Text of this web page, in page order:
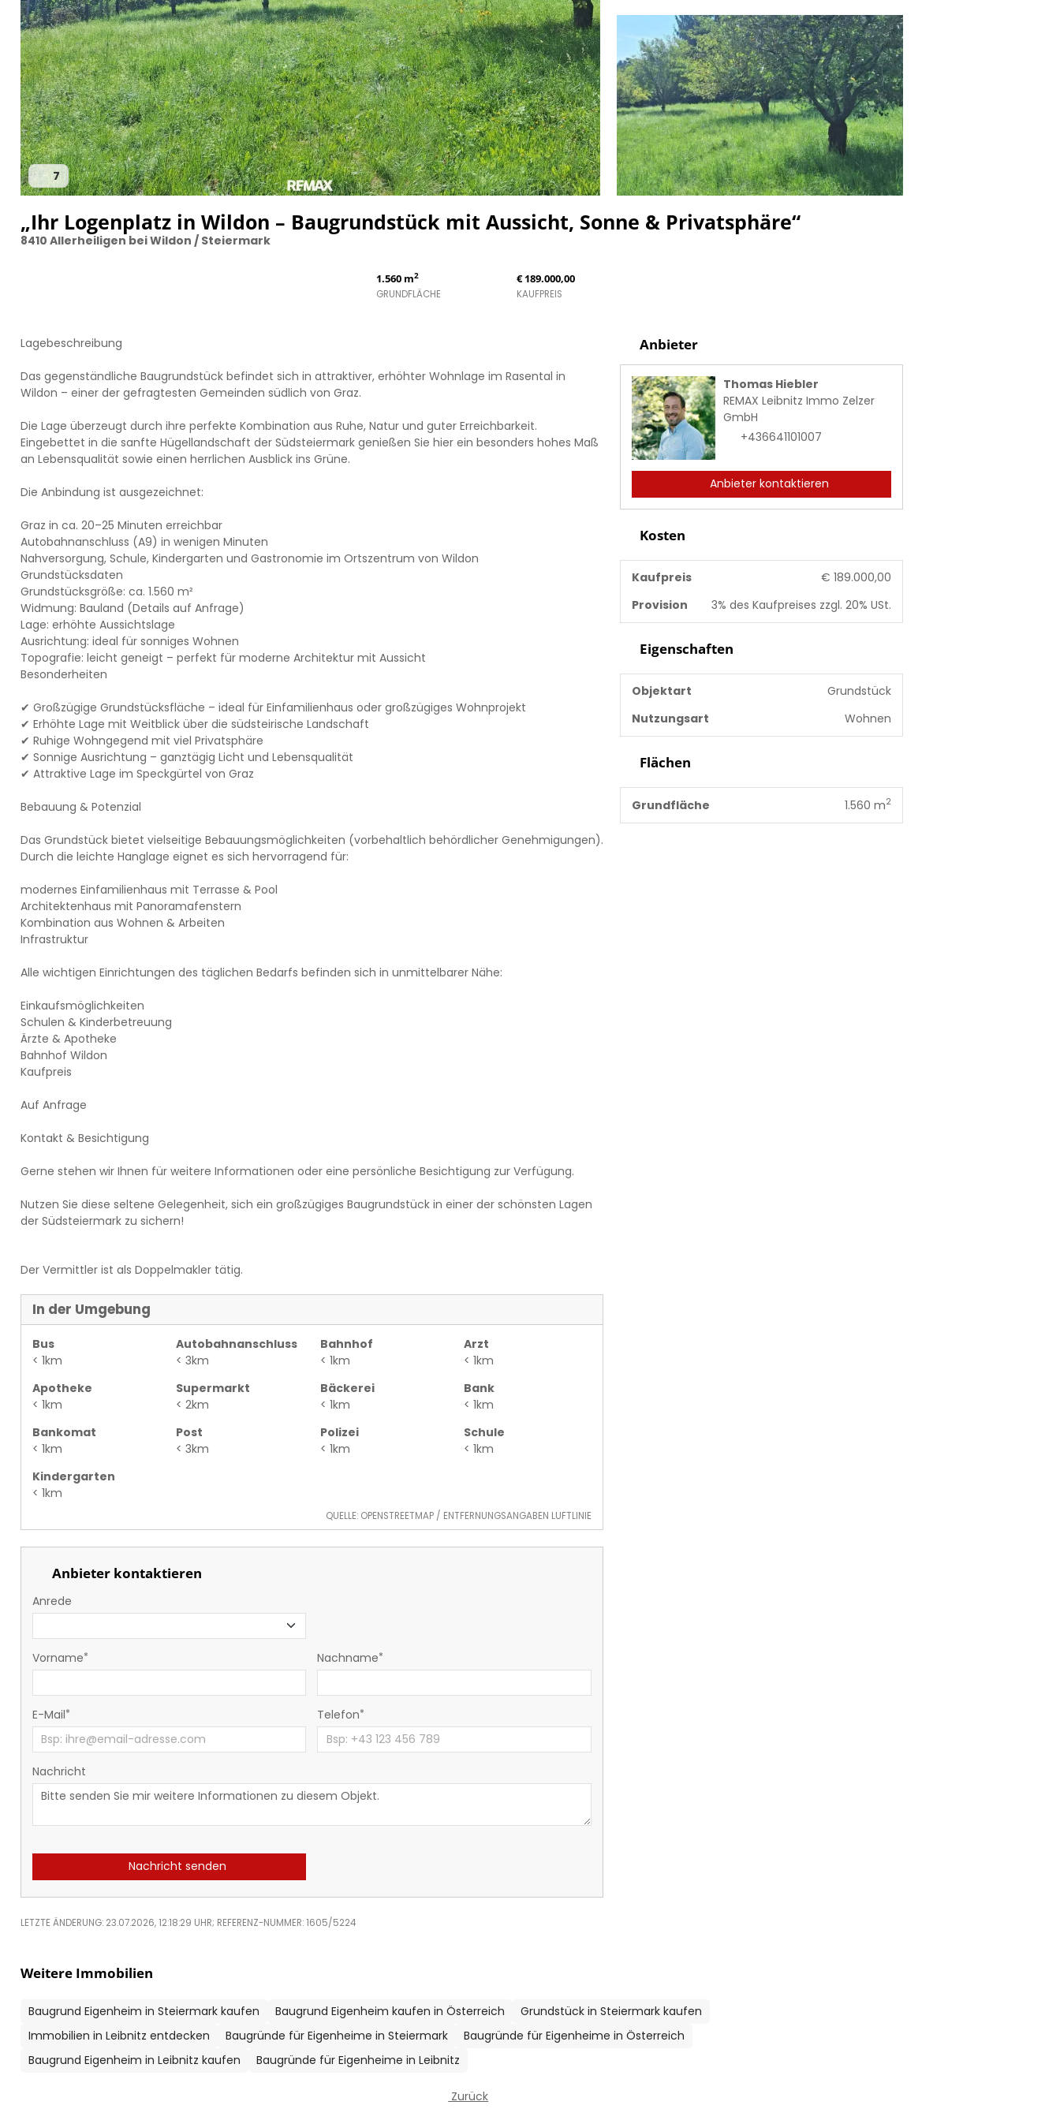
7
„Ihr Logenplatz in Wildon – Baugrundstück mit Aussicht, Sonne & Privatsphäre“
8410 Allerheiligen bei Wildon / Steiermark
1.560 m2
GRUNDFLÄCHE
€ 189.000,00
KAUFPREIS
Lagebeschreibung
Das gegenständliche Baugrundstück befindet sich in attraktiver, erhöhter Wohnlage im Rasental in
Wildon – einer der gefragtesten Gemeinden südlich von Graz.
Die Lage überzeugt durch ihre perfekte Kombination aus Ruhe, Natur und guter Erreichbarkeit.
Eingebettet in die sanfte Hügellandschaft der Südsteiermark genießen Sie hier ein besonders hohes Maß
an Lebensqualität sowie einen herrlichen Ausblick ins Grüne.
Die Anbindung ist ausgezeichnet:
Graz in ca. 20–25 Minuten erreichbar
Autobahnanschluss (A9) in wenigen Minuten
Nahversorgung, Schule, Kindergarten und Gastronomie im Ortszentrum von Wildon
Grundstücksdaten
Grundstücksgröße: ca. 1.560 m²
Widmung: Bauland (Details auf Anfrage)
Lage: erhöhte Aussichtslage
Ausrichtung: ideal für sonniges Wohnen
Topografie: leicht geneigt – perfekt für moderne Architektur mit Aussicht
Besonderheiten
✔ Großzügige Grundstücksfläche – ideal für Einfamilienhaus oder großzügiges Wohnprojekt
✔ Erhöhte Lage mit Weitblick über die südsteirische Landschaft
✔ Ruhige Wohngegend mit viel Privatsphäre
✔ Sonnige Ausrichtung – ganztägig Licht und Lebensqualität
✔ Attraktive Lage im Speckgürtel von Graz
Bebauung & Potenzial
Das Grundstück bietet vielseitige Bebauungsmöglichkeiten (vorbehaltlich behördlicher Genehmigungen).
Durch die leichte Hanglage eignet es sich hervorragend für:
modernes Einfamilienhaus mit Terrasse & Pool
Architektenhaus mit Panoramafenstern
Kombination aus Wohnen & Arbeiten
Infrastruktur
Alle wichtigen Einrichtungen des täglichen Bedarfs befinden sich in unmittelbarer Nähe:
Einkaufsmöglichkeiten
Schulen & Kinderbetreuung
Ärzte & Apotheke
Bahnhof Wildon
Kaufpreis
Auf Anfrage
Kontakt & Besichtigung
Gerne stehen wir Ihnen für weitere Informationen oder eine persönliche Besichtigung zur Verfügung.
Nutzen Sie diese seltene Gelegenheit, sich ein großzügiges Baugrundstück in einer der schönsten Lagen
der Südsteiermark zu sichern!
Der Vermittler ist als Doppelmakler tätig.
In der Umgebung
Bus
< 1km
Autobahnanschluss
< 3km
Bahnhof
< 1km
Arzt
< 1km
Apotheke
< 1km
Supermarkt
< 2km
Bäckerei
< 1km
Bank
< 1km
Bankomat
< 1km
Post
< 3km
Polizei
< 1km
Schule
< 1km
Kindergarten
< 1km
QUELLE: OPENSTREETMAP / ENTFERNUNGSANGABEN LUFTLINIE
Anbieter kontaktieren
Anrede
Vorname Nachname
E-Mail Telefon
Nachricht
Nachricht senden
LETZTE ÄNDERUNG: 23.07.2026, 12:18:29 UHR; REFERENZ-NUMMER: 1605/5224
Anbieter
Thomas Hiebler
REMAX Leibnitz Immo Zelzer
GmbH
+436641101007
Anbieter kontaktieren
Kosten
Kaufpreis
€ 189.000,00
Provision
3% des Kaufpreises zzgl. 20% USt.
Eigenschaften
Objektart
Grundstück
Nutzungsart
Wohnen
Flächen
Grundfläche 1.560 m2
Weitere Immobilien
Baugrund Eigenheim in Steiermark kaufen Baugrund Eigenheim kaufen in Österreich
Grundstück in Steiermark kaufen
Immobilien in Leibnitz entdecken
Baugründe für Eigenheime in Steiermark
Baugründe für Eigenheime in Österreich
Baugrund Eigenheim in Leibnitz kaufen
Baugründe für Eigenheime in Leibnitz
Zurück